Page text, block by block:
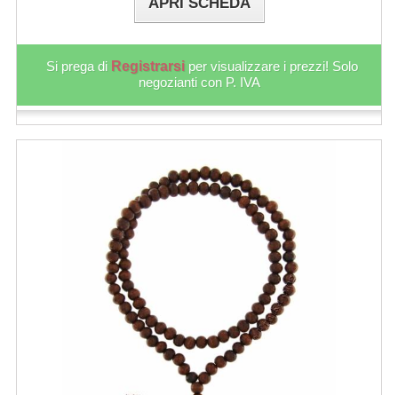
Si prega di Registrarsi per visualizzare i prezzi! Solo
negozianti con P. IVA